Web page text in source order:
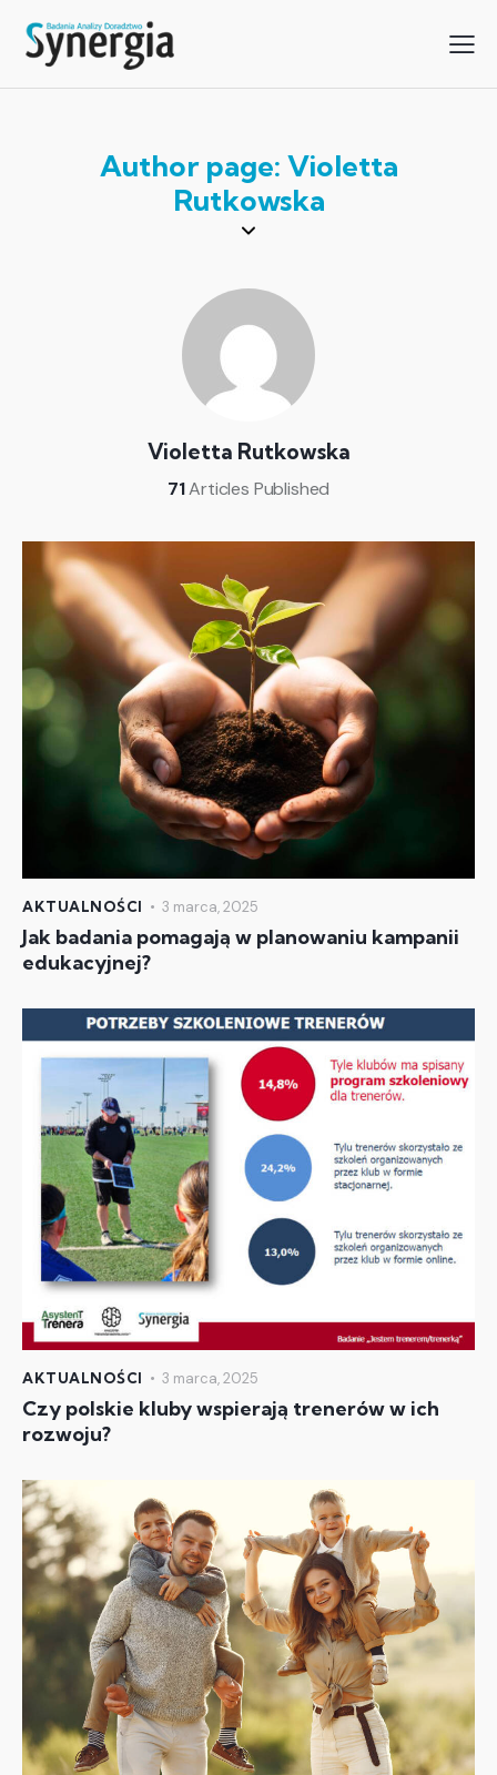
Author page: Violetta
Rutkowska
Violetta Rutkowska
71Articles Published
AKTUALNOŚCI 3 marca, 2025
Jak badania pomagają w planowaniu kampanii
edukacyjnej?
AKTUALNOŚCI 3 marca, 2025
Czy polskie kluby wspierają trenerów w ich
rozwoju?